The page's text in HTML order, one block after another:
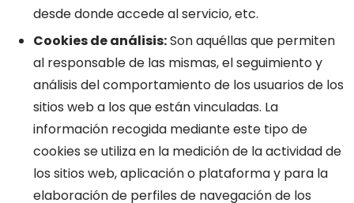
desde donde accede al servicio, etc.
Cookies de análisis:Son aquéllas que permiten
al responsable de las mismas, el seguimiento y
análisis del comportamiento de los usuarios de los
sitios web a los que están vinculadas. La
información recogida mediante este tipo de
cookies se utiliza en la medición de la actividad de
los sitios web, aplicación o plataforma y para la
elaboración de perfiles de navegación de los